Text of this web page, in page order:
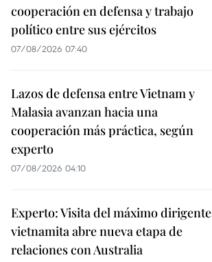
cooperación en defensa y trabajo
político entre sus ejércitos
07/08/2026 07:40
Lazos de defensa entre Vietnam y
Malasia avanzan hacia una
cooperación más práctica, según
experto
07/08/2026 04:10
Experto: Visita del máximo dirigente
vietnamita abre nueva etapa de
relaciones con Australia